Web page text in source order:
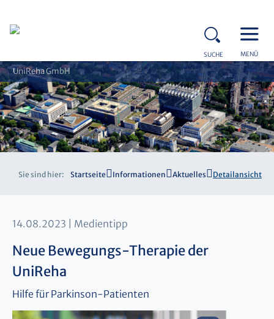
SUCHE MENÜ
UniReha GmbH
Sie sind hier: Startseite Informationen Aktuelles Detailansicht
14.08.2023 Medientipp
Neue Bewegungs-Therapie der
UniReha
Hilfe für Parkinson-Patienten